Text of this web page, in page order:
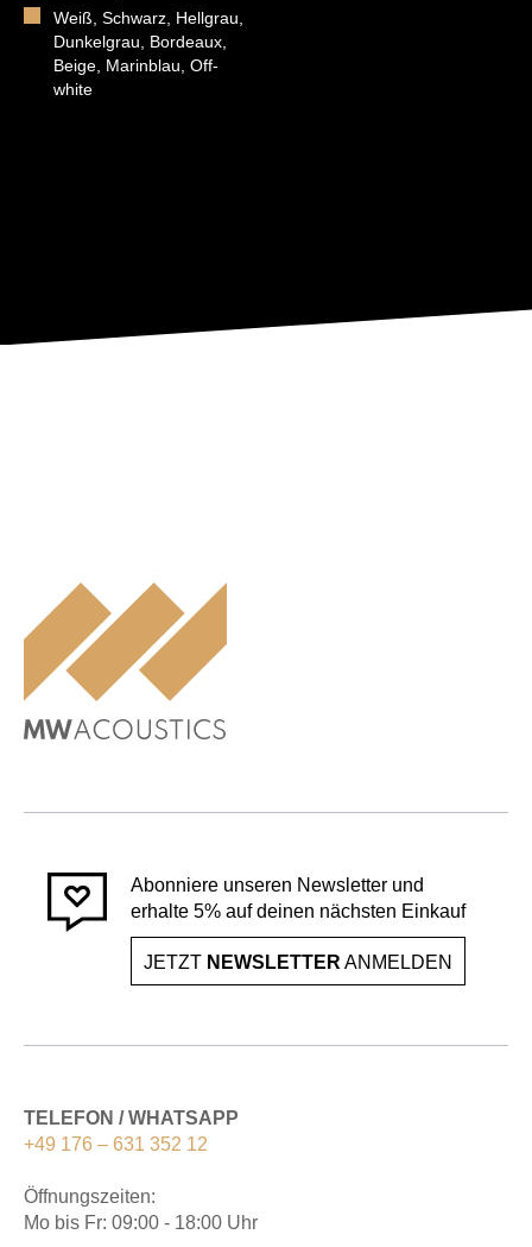
Weiß, Schwarz, Hellgrau,
Dunkelgrau, Bordeaux,
Beige, Marinblau, Off-
white
Abonniere unseren Newsletter und
erhalte 5% auf deinen nächsten Einkauf
JETZT NEWSLETTER ANMELDEN
TELEFON / WHATSAPP
+49 176 – 631 352 12
Öffnungszeiten:
Mo bis Fr: 09:00 - 18:00 Uhr